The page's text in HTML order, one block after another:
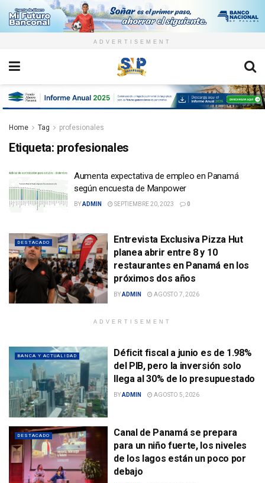
ADVERTISEMENT
Home Tag profesionales
Etiqueta: profesionales
Aumenta expectativa de empleo en Panamá
según encuesta de Manpower
BYADMIN SEPTIEMBRE 20, 2023 0
DESTACADO
Entrevista Exclusiva Pizza Hut
planea abrir entre 8 y 10
restaurantes en Panamá en los
próximos dos años
BYADMIN AGOSTO 7, 2026
ADVERTISEMENT
BANCA Y ACTUALIDAD
Déficit fiscal a junio es de 1.98%
del PIB, pero la inversión solo
llega al 30% de lo presupuestado
BYADMIN AGOSTO 5, 2026
DESTACADO
Canal de Panamá se prepara
para un niño fuerte, los niveles
de los lagos están un poco por
debajo